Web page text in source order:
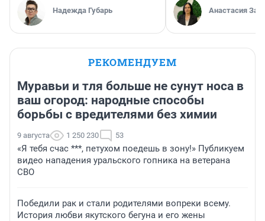
Надежда Губарь Анастасия
РЕКОМЕНДУЕМ
Муравьи и тля больше не сунут носа в
ваш огород: народные способы
борьбы с вредителями без химии
9 августа 1 250 230 53
«Я тебя счас ***, петухом поедешь в зону!» Публикуем
видео нападения уральского гопника на ветерана
СВО
Победили рак и стали родителями вопреки всему.
История любви якутского бегуна и его жены